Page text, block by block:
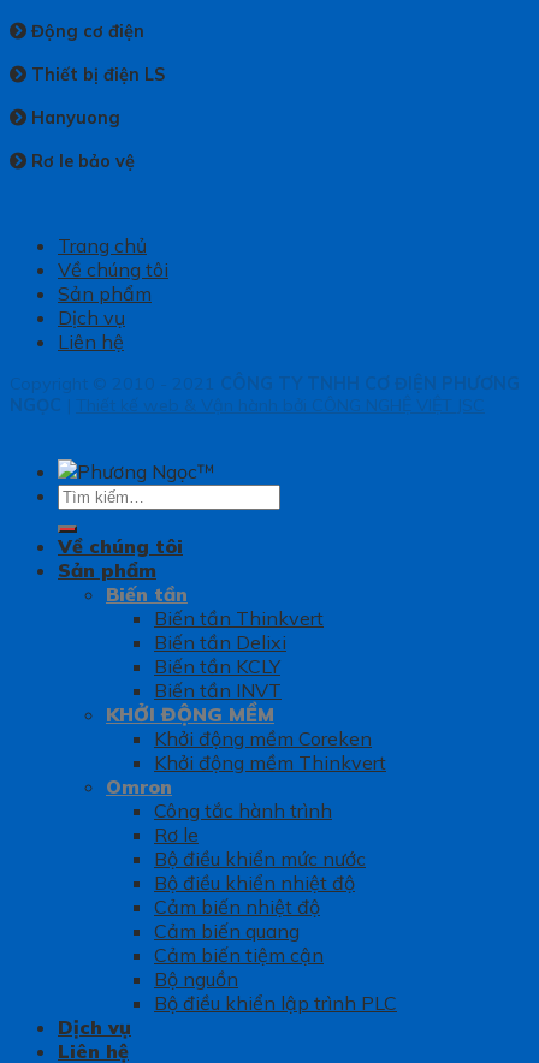
Động cơ điện
Thiết bị điện LS
Hanyuong
Rơ le bảo vệ
Trang chủ
Về chúng tôi
Sản phẩm
Dịch vụ
Liên hệ
Copyright © 2010 - 2021 CÔNG TY TNHH CƠ ĐIỆN PHƯƠNG
NGỌC | Thiết kế web & Vận hành bởi CÔNG NGHỆ VIỆT JSC
Tìm
Về chúng tôi
Sản phẩm
Biến tần
Biến tần Thinkvert
Biến tần Delixi
Biến tần KCLY
Biến tần INVT
KHỞI ĐỘNG MỀM
Khởi động mềm Coreken
Khởi động mềm Thinkvert
Omron
Công tắc hành trình
Rơ le
Bộ điều khiển mức nước
Bộ điều khiển nhiệt độ
Cảm biến nhiệt độ
Cảm biến quang
Cảm biến tiệm cận
Bộ nguồn
Bộ điều khiển lập trình PLC
Dịch vụ
Liên hệ